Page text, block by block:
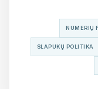
NUMERIŲ
SLAPUKŲ POLITIKA